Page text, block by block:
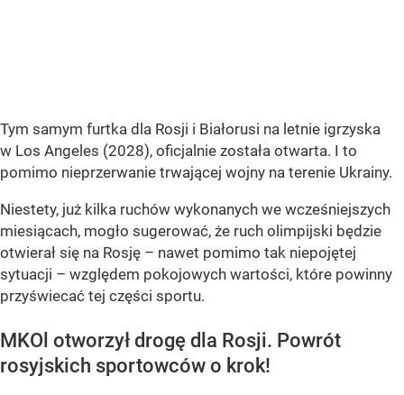
Tym samym furtka dla Rosji i Białorusi na letnie igrzyska
w Los Angeles (2028), oficjalnie została otwarta. I to
pomimo nieprzerwanie trwającej wojny na terenie Ukrainy.
Niestety, już kilka ruchów wykonanych we wcześniejszych
miesiącach, mogło sugerować, że ruch olimpijski będzie
otwierał się na Rosję – nawet pomimo tak niepojętej
sytuacji – względem pokojowych wartości, które powinny
przyświecać tej części sportu.
MKOl otworzył drogę dla Rosji. Powrót
rosyjskich sportowców o krok!